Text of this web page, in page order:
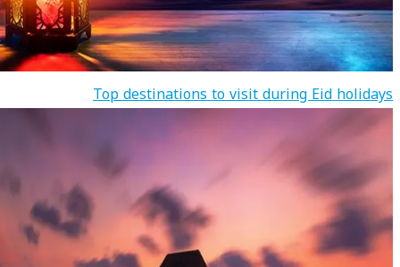
Top destinations to visit during Eid holidays